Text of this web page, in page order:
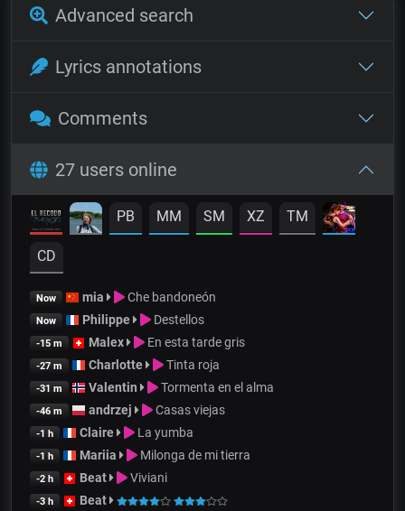
Advanced search
Lyrics annotations
Comments
27 users online
PB MM SM XZ TM
CD
Now mia Che bandoneón
Now Philippe Destellos
-15 m Malex En esta tarde gris
-27 m Charlotte Tinta roja
-31 m Valentin Tormenta en el alma
-46 m andrzej Casas viejas
-1 h Claire La yumba
-1 h Mariia Milonga de mi tierra
-2 h Beat Viviani
-3 h Beat